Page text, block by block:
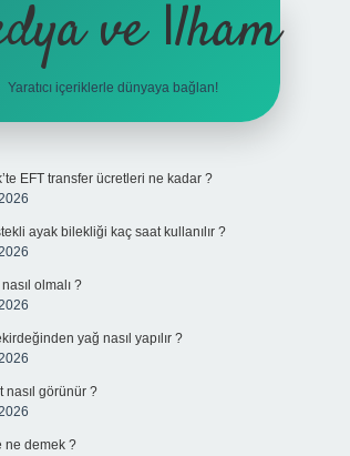
ve İlham
Yaratıcı içeriklerle dünyaya bağlan!
EFT transfer ücretleri ne kadar ?
ayak bilekliği kaç saat kullanılır ?
nasıl olmalı ?
yağ nasıl yapılır ?
nasıl görünür ?
ne demek ?